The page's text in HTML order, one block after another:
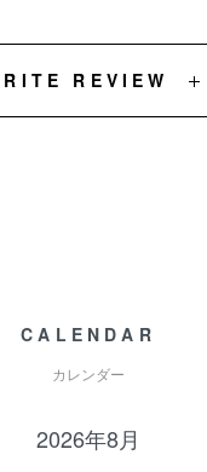
REVIEW
CALENDAR
カレンダー
2026年8月